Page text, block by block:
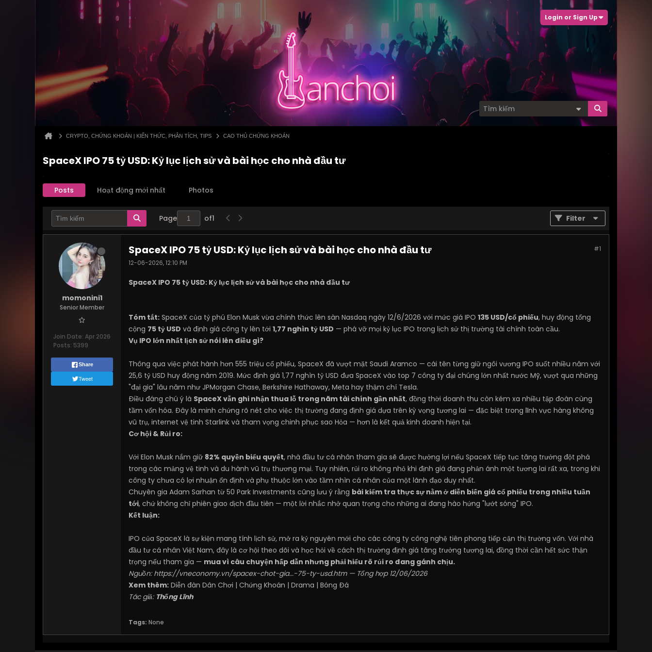
Login or Sign Up
CRYPTO, CHỨNG KHOÁN | KIẾN THỨC, PHÂN TÍCH, TIPS CAO THỦ CHỨNG KHOÁN
SpaceX IPO 75 tỷ USD: Kỷ lục lịch sử và bài học cho nhà đầu tư
Posts Hoạt động mới nhất Photos
Page of1 Filter
momonini1
Senior Member
Join Date: Apr 2026
Posts: 5399
Share
Tweet
#1
SpaceX IPO 75 tỷ USD: Kỷ lục lịch sử và bài học cho nhà đầu tư
12-06-2026, 12:10 PM
SpaceX IPO 75 tỷ USD: Kỷ lục lịch sử và bài học cho nhà đầu tư
Tóm tắt: SpaceX của tỷ phú Elon Musk vừa chính thức lên sàn Nasdaq ngày 12/6/2026 với mức giá IPO 135 USD/cổ phiếu, huy động tổng
cộng 75 tỷ USD và định giá công ty lên tới 1,77 nghìn tỷ USD — phá vỡ mọi kỷ lục IPO trong lịch sử thị trường tài chính toàn cầu.
Vụ IPO lớn nhất lịch sử nói lên điều gì?
Thông qua việc phát hành hơn 555 triệu cổ phiếu, SpaceX đã vượt mặt Saudi Aramco — cái tên từng giữ ngôi vương IPO suốt nhiều năm với
25,6 tỷ USD huy động năm 2019. Mức định giá 1,77 nghìn tỷ USD đưa SpaceX vào top 7 công ty đại chúng lớn nhất nước Mỹ, vượt qua những
"đại gia" lâu năm như JPMorgan Chase, Berkshire Hathaway, Meta hay thậm chí Tesla.
Điều đáng chú ý là SpaceX vẫn ghi nhận thua lỗ trong năm tài chính gần nhất, đồng thời doanh thu còn kém xa nhiều tập đoàn cùng
tầm vốn hóa. Đây là minh chứng rõ nét cho việc thị trường đang định giá dựa trên kỳ vọng tương lai — đặc biệt trong lĩnh vực hàng không
vũ trụ, internet vệ tinh Starlink và tham vọng chinh phục sao Hỏa — hơn là kết quả kinh doanh hiện tại.
Cơ hội & Rủi ro:
Với Elon Musk nắm giữ 82% quyền biểu quyết, nhà đầu tư cá nhân tham gia sẽ được hưởng lợi nếu SpaceX tiếp tục tăng trưởng đột phá
trong các mảng vệ tinh và du hành vũ trụ thương mại. Tuy nhiên, rủi ro không nhỏ khi định giá đang phản ánh một tương lai rất xa, trong khi
công ty chưa có lợi nhuận ổn định và phụ thuộc lớn vào tầm nhìn cá nhân của một lãnh đạo duy nhất.
Chuyên gia Adam Sarhan từ 50 Park Investments cũng lưu ý rằng bài kiểm tra thực sự nằm ở diễn biến giá cổ phiếu trong nhiều tuần
tới, chứ không chỉ phiên giao dịch đầu tiên — một lời nhắc nhở quan trọng cho những ai đang hào hứng "lướt sóng" IPO.
Kết luận:
IPO của SpaceX là sự kiện mang tính lịch sử, mở ra kỷ nguyên mới cho các công ty công nghệ tiên phong tiếp cận thị trường vốn. Với nhà
đầu tư cá nhân Việt Nam, đây là cơ hội theo dõi và học hỏi về cách thị trường định giá tăng trưởng tương lai, đồng thời cần hết sức thận
trọng nếu tham gia — mua vì câu chuyện hấp dẫn nhưng phải hiểu rõ rủi ro đang gánh chịu.
Nguồn: https://vneconomy.vn/spacex-chot-gia...-75-ty-usd.htm— Tổng hợp 12/06/2026
Xem thêm: Diễn đàn Dân Chơi | Chứng Khoán | Drama | Bóng Đá
Tác giả: Thống Lĩnh
Tags: None